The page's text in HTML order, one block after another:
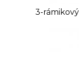
3-